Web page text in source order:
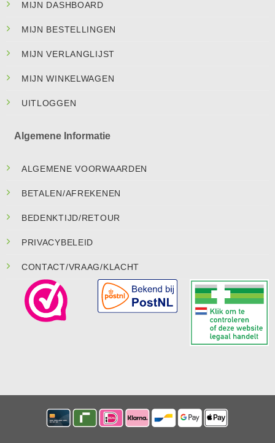
MIJN DASHBOARD
MIJN BESTELLINGEN
MIJN VERLANGLIJST
MIJN WINKELWAGEN
UITLOGGEN
Algemene Informatie
ALGEMENE VOORWAARDEN
BETALEN/AFREKENEN
BEDENKTIJD/RETOUR
PRIVACYBELEID
CONTACT/VRAAG/KLACHT